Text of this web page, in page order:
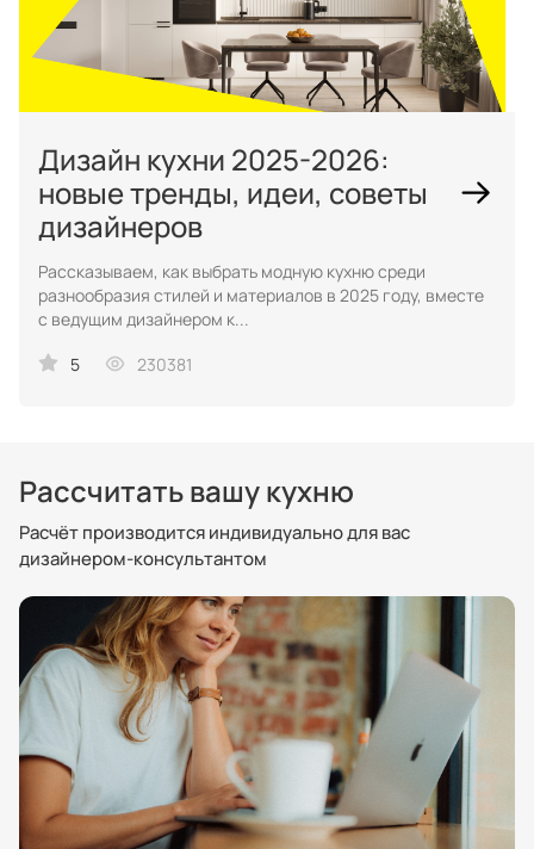
Дизайн кухни 2025-2026:
новые тренды, идеи, советы
дизайнеров
Рассказываем, как выбрать модную кухню среди
разнообразия стилей и материалов в 2025 году, вместе
с ведущим дизайнером к...
5
230381
Рассчитать вашу кухню
Расчёт производится индивидуально для вас
дизайнером-консультантом